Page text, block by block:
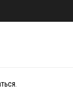
.